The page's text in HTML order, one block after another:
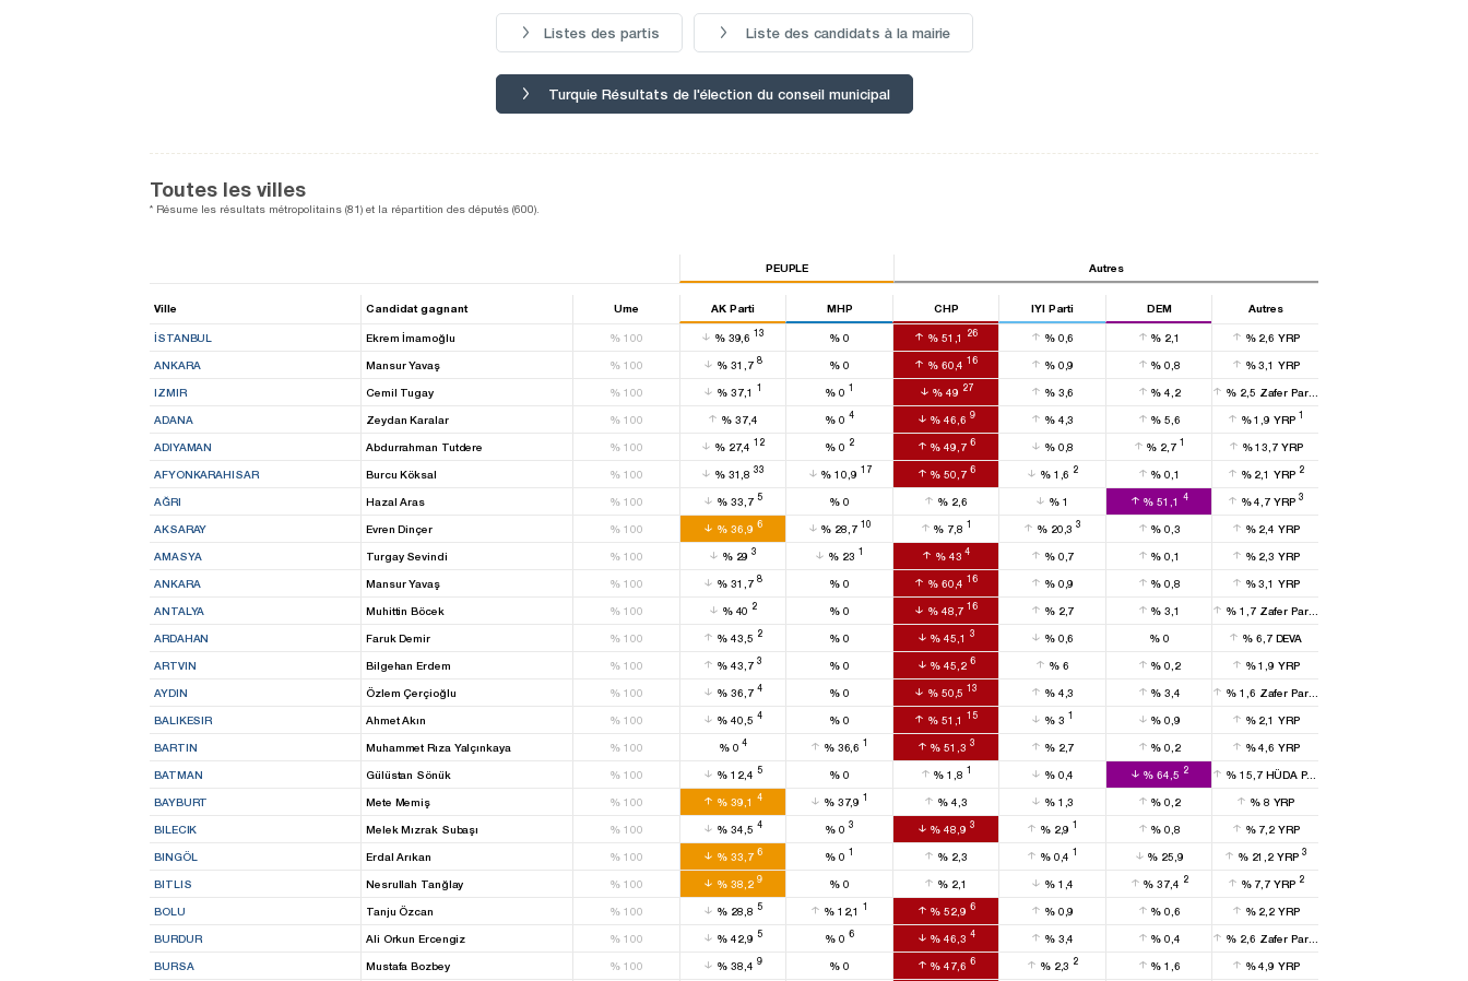
Listes des partis Liste des candidats à la mairie
Turquie Résultats de l'élection du conseil municipal
Toutes les villes
* Résume les résultats métropolitains (81) et la répartition des députés (600).
PEUPLE Autres
Ville Candidat gagnant Urne AK Parti MHP CHP IYI Parti DEM Autres
İSTANBUL Ekrem İmamoğlu % 100 %39,6 13 % 0 %51,1 26 %0,6 % 2,1 %2,6 YRP
ANKARA Mansur Yavaş % 100 % 31,7 8 % 0 %60,4 16 %0,9 % 0,8 %3,1 YRP
IZMIR Cemil Tugay % 100 % 37,1 1 % 0 1 % 49 27 %3,6 % 4,2 % 2,5 Zafer Partisi
ADANA Zeydan Karalar % 100 % 37,4 % 0 4 % 46,6 9 %4,3 % 5,6 %1,9YRP 1
ADIYAMAN Abdurrahman Tutdere % 100 %27,4 12 % 0 2 % 49,7 6 %0,8 % 2,7 1 %13,7 YRP
AFYONKARAHISAR Burcu Köksal % 100 %31,833 % 10,9 17 % 50,7 6 %1,6 2 % 0,1 %2,1YRP 2
AĞRI Hazal Aras % 100 % 33,7 5 % 0 % 2,6 % 1 % 51,1 4 %4,7YRP 3
AKSARAY Evren Dinçer % 100 % 36,9 6 % 28,7 10 % 7,8 1 %20,33 % 0,3 %2,4 YRP
AMASYA Turgay Sevindi % 100 %293 % 23 1 %434 %0,7 % 0,1 %2,3 YRP
ANKARA Mansur Yavaş % 100 % 31,7 8 % 0 %60,4 16 %0,9 % 0,8 %3,1 YRP
ANTALYA Muhittin Böcek % 100 %40 2 % 0 %48,7 16 %2,7 % 3,1 % 1,7 Zafer Partisi
ARDAHAN Faruk Demir % 100 % 43,5 2 % 0 % 45,1 3 %0,6 %0 % 6,7 DEVA
ARTVIN Bilgehan Erdem % 100 % 43,7 3 % 0 % 45,2 6 % 6 % 0,2 %1,9 YRP
AYDIN Özlem Çerçioğlu % 100 % 36,7 4 % 0 %50,5 13 %4,3 % 3,4 % 1,6 Zafer Partisi
BALIKESIR Ahmet Akın % 100 % 40,5 4 % 0 %51,1 15 % 3 1 % 0,9 %2,1 YRP
BARTIN Muhammet Rıza Yalçınkaya % 100 %04 %36,6 1 % 51,3 3 %2,7 % 0,2 %4,6 YRP
BATMAN Gülüstan Sönük % 100 % 12,4 5 % 0 % 1,8 1 %0,4 % 64,5 2 % 15,7 HÜDA PAR
BAYBURT Mete Memiş % 100 % 39,1 4 %37,9 1 % 4,3 %1,3 % 0,2 %8 YRP
BILECIK Melek Mızrak Subaşı % 100 % 34,5 4 % 0 3 % 48,9 3 %2,9 1 % 0,8 %7,2 YRP
BINGÖL Erdal Arıkan % 100 % 33,7 6 % 0 1 % 2,3 %0,4 1 % 25,9 %21,2YRP 3
BITLIS Nesrullah Tanğlay % 100 % 38,2 9 % 0 % 2,1 %1,4 % 37,4 2 %7,7YRP 2
BOLU Tanju Özcan % 100 % 28,8 5 %12,1 1 % 52,9 6 %0,9 % 0,6 %2,2 YRP
BURDUR Ali Orkun Ercengiz % 100 % 42,9 5 % 0 6 % 46,3 4 %3,4 % 0,4 % 2,6 Zafer Partisi
BURSA Mustafa Bozbey % 100 % 38,4 9 % 0 % 47,6 6 %2,3 2 % 1,6 %4,9 YRP